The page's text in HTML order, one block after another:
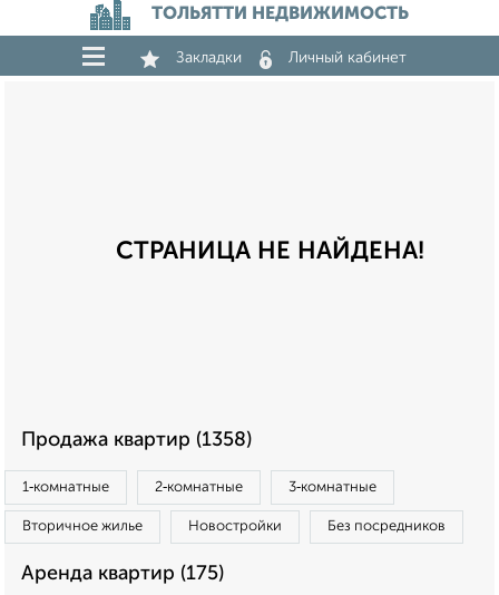
ТОЛЬЯТТИ НЕДВИЖИМОСТЬ
Закладки Личный кабинет
СТРАНИЦА НЕ НАЙДЕНА!
Продажа квартир (1358)
1‑комнатные 2‑комнатные 3‑комнатные
Вторичное жилье Новостройки Без посредников
Аренда квартир (175)